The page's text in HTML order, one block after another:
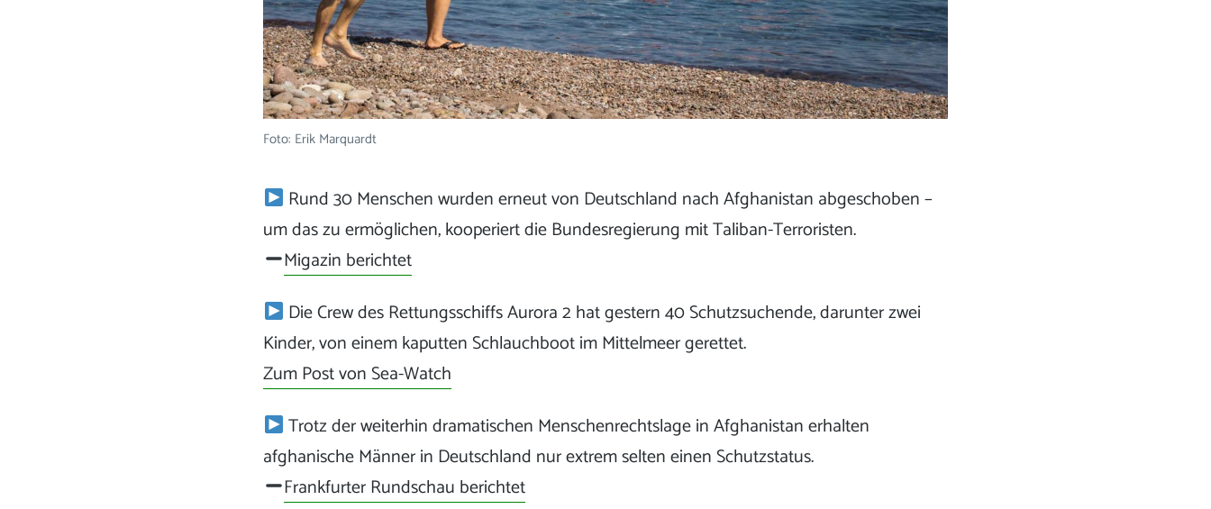
Foto: Erik Marquardt
Rund 30 Menschen wurden erneut von Deutschland nach Afghanistan abgeschoben –
um das zu ermöglichen, kooperiert die Bundesregierung mit Taliban-Terroristen.
Migazin berichtet
Die Crew des Rettungsschiffs Aurora 2 hat gestern 40 Schutzsuchende, darunter zwei
Kinder, von einem kaputten Schlauchboot im Mittelmeer gerettet.
Zum Post von Sea-Watch
Trotz der weiterhin dramatischen Menschenrechtslage in Afghanistan erhalten
afghanische Männer in Deutschland nur extrem selten einen Schutzstatus.
Frankfurter Rundschau berichtet